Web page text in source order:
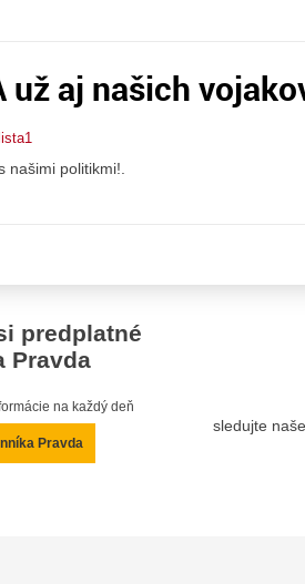
už aj našich
našimi politikmi!.
predplatné
Pravda
na každý deň
Pravda
sledujte